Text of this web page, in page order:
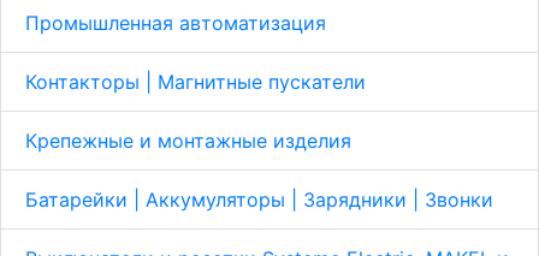
Промышленная автоматизация
Контакторы | Магнитные пускатели
Крепежные и монтажные изделия
Батарейки | Аккумуляторы | Зарядники | Звонки